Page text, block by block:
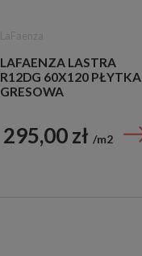
LAFAENZA LASTRA
R12DG 60X120 PŁYTKA
GRESOWA
295,00 zł m2